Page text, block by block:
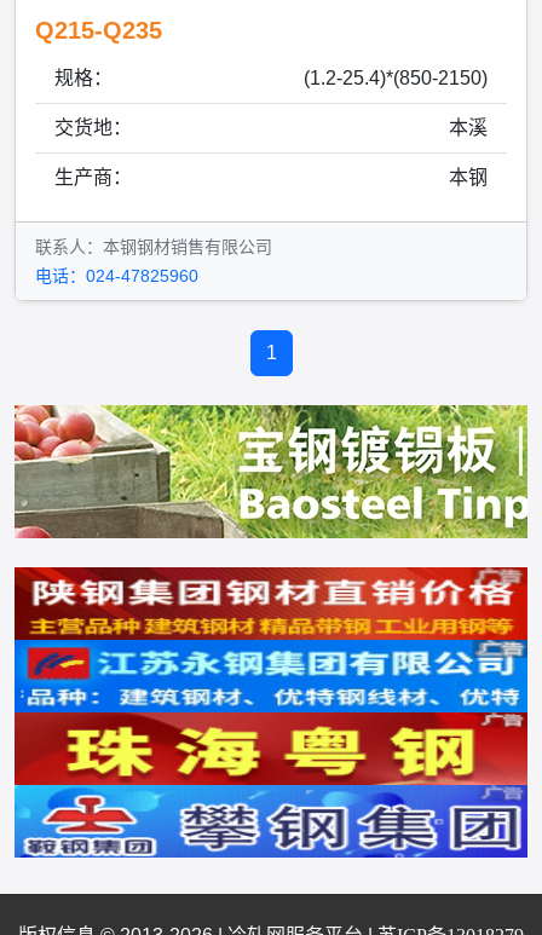
Q215-Q235
规格： (1.2-25.4)*(850-2150)
交货地： 本溪
生产商： 本钢
联系人：本钢钢材销售有限公司
电话：024-47825960
1